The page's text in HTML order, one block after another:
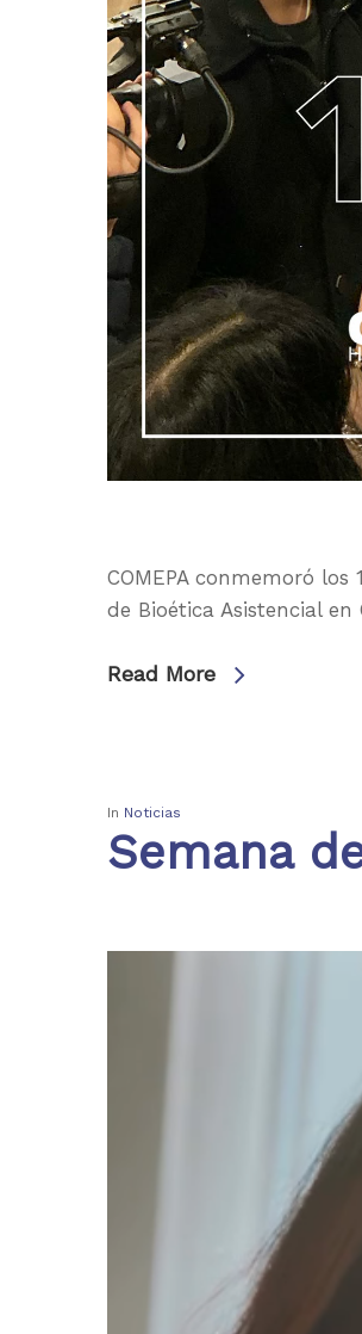
COMEPA conmemoró
de Bioética Asistencial
Read More
In Noticias
Semana